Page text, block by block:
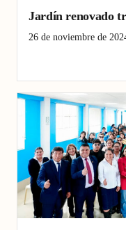
Jardín renovado
26 de noviembre de